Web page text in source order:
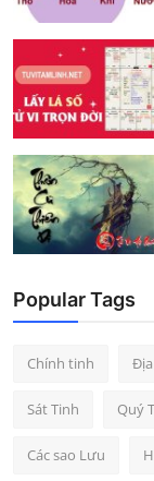
Popular Tags
Chính tinh
Sát Tinh Quý
Các sao Lưu